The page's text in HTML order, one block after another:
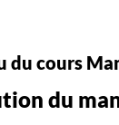
du cours
du